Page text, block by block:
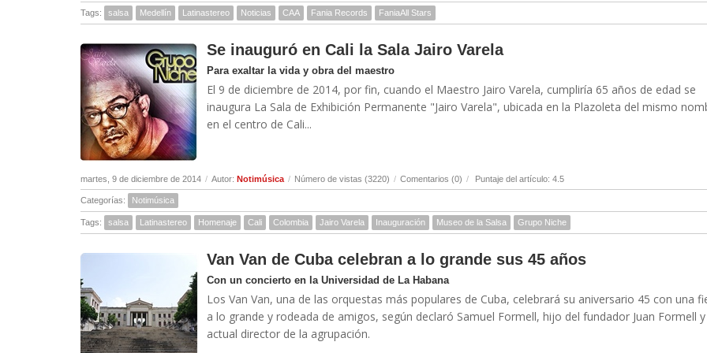
Tags: salsa Medellín Latinastereo Noticias CAA Fania Records FaniaAll Stars
Se inauguró en Cali la Sala Jairo Varela
Para exaltar la vida y obra del maestro
El 9 de diciembre de 2014, por fin, cuando el Maestro Jairo Varela, cumpliría 65 años de edad se
inaugura La Sala de Exhibición Permanente "Jairo Varela", ubicada en la Plazoleta del mismo
en el centro de Cali...
martes, 9 de diciembre de 2014 / Autor: Notimúsica / Número de vistas (3220) / Comentarios (0) / Puntaje del artículo: 4.5
Categorías: Notimúsica
Tags: salsa Latinastereo Homenaje Cali Colombia Jairo Varela Inauguración Museo de la Salsa Grupo Niche
Van Van de Cuba celebran a lo grande sus 45 años
Con un concierto en la Universidad de La Habana
Los Van Van, una de las orquestas más populares de Cuba, celebrará su aniversario 45 con una
a lo grande y rodeada de amigos, según declaró Samuel Formell, hijo del fundador Juan Formell y
actual director de la agrupación.